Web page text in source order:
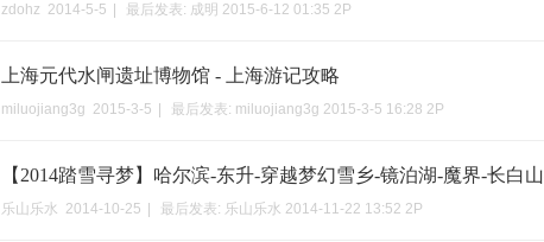
zdohz 2014-5-5 最后发表: 成明 2015-6-12 01:35 2P
上海元代水闸遗址博物馆 - 上海游记攻略
miluojiang3g 2015-3-5 最后发表: miluojiang3g 2015-3-5 16:28 2P
【2014踏雪寻梦】哈尔滨-东升-穿越梦幻雪乡-镜泊湖-魔界-长白
乐山乐水 2014-10-25 最后发表: 乐山乐水 2014-11-22 13:52 2P